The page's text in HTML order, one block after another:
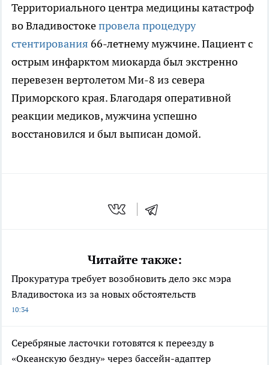
Территориального центра медицины катастроф
во Владивостокепровела процедуру
стентирования 66-летнему мужчине. Пациент с
острым инфарктом миокарда был экстренно
перевезен вертолетом Ми-8 из севера
Приморского края. Благодаря оперативной
реакции медиков, мужчина успешно
восстановился и был выписан домой.
Читайте также:
Прокуратура требует возобновить дело экс мэра
Владивостока из за новых обстоятельств
10:34
Серебряные ласточки готовятся к переезду в
«Океанскую бездну» через бассейн-адаптер